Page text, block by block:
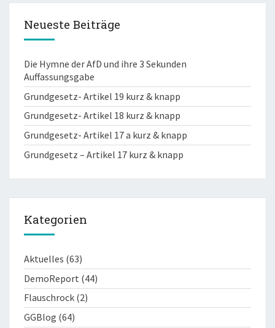
Neueste Beiträge
Die Hymne der AfD und ihre 3 Sekunden
Auffassungsgabe
Grundgesetz- Artikel 19 kurz & knapp
Grundgesetz- Artikel 18 kurz & knapp
Grundgesetz- Artikel 17 a kurz & knapp
Grundgesetz – Artikel 17 kurz & knapp
Kategorien
Aktuelles (63)
DemoReport (44)
Flauschrock (2)
GGBlog (64)